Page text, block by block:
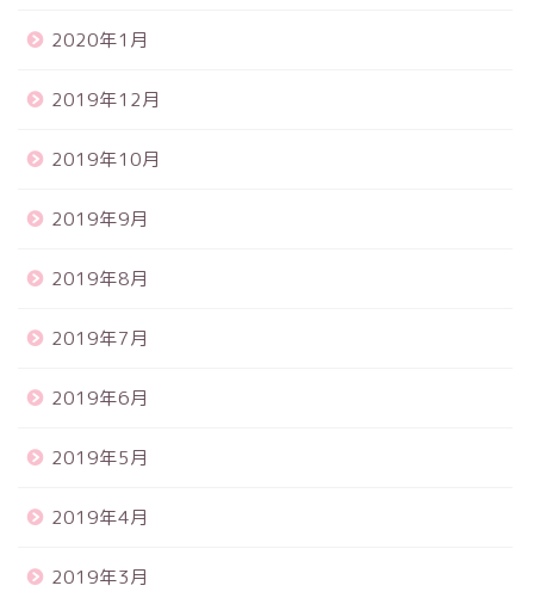
2020年1月
2019年12月
2019年10月
2019年9月
2019年8月
2019年7月
2019年6月
2019年5月
2019年4月
2019年3月